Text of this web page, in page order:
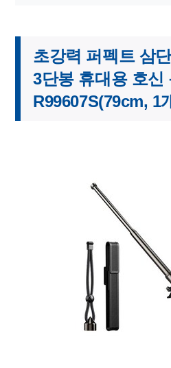
초강력 퍼펙트 삼
3단봉 휴대용 호신
R99607S(79cm, 1